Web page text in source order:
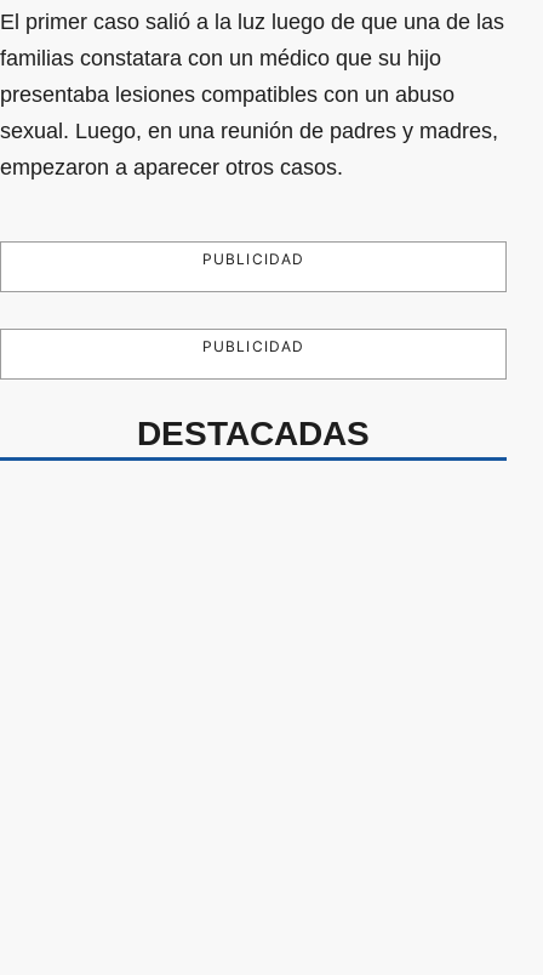
El primer caso salió a la luz luego de que una de las
familias constatara con un médico que su hijo
presentaba lesiones compatibles con un abuso
sexual. Luego, en una reunión de padres y madres,
empezaron a aparecer otros casos.
PUBLICIDAD
PUBLICIDAD
DESTACADAS